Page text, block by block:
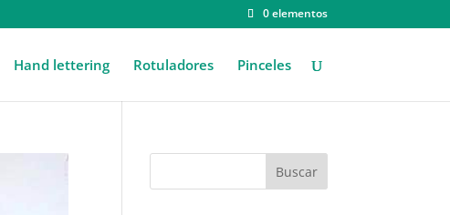
0 elementos
Hand lettering Rotuladores Pinceles